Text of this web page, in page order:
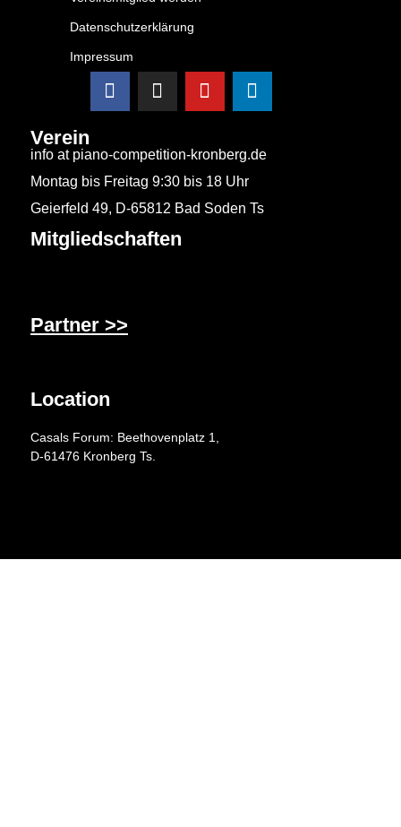
Datenschutzerklärung
Impressum
Verein
info at piano-competition-kronberg.de
Montag bis Freitag 9:30 bis 18 Uhr
Geierfeld 49, D-65812 Bad Soden Ts
Mitgliedschaften
Partner >>
Location
Casals Forum: Beethovenplatz 1,
D-61476 Kronberg Ts.